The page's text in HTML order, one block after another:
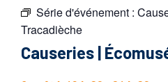
Série d'événement :
Tracadièche
Causeries |